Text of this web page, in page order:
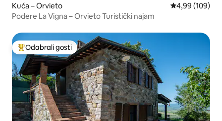
Kuća – Orvieto Prosječna
4,99 (109)
Podere La Vigna – Orvieto Turistički najam
Među najviše rangiranima s oznakom „Odabrali gosti”
Odabrali gosti